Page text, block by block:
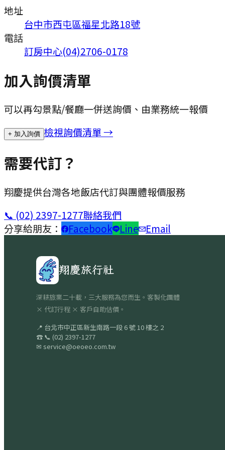
地址
台中市西屯區福星北路18號
電話
訂房中心(04)2706-0178
加入詢價清單
可以再勾景點/餐廳一併送詢價、由業務統一報價
+ 加入詢價 檢視詢價清單 →
需要代訂？
翔慶提供台灣各地飯店代訂與團體報價服務
📞 (02) 2397-1277聯絡我們
分享給朋友：
Facebook Line Email
翔慶旅行社
深耕旅業二十載，三大服務為您而生。客製化團體
× 代訂行程 × 客戶自助估價。
📍 台北市中正區新生南路一段 6 號 10 樓之 2
☎ 📞 (02) 2397-1277
✉ service@oeoeo.com.tw